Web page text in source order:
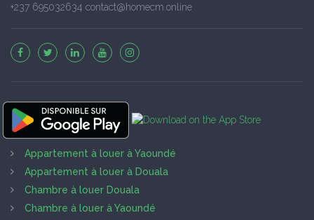
+237 695032634 contact@homecm.online
Appartement à louer à Yaoundé
Appartement à louer à Douala
Chambre à louer Douala
Chambre à louer à Yaoundé